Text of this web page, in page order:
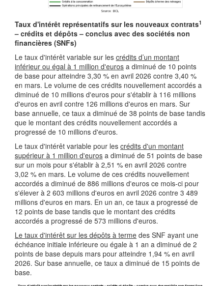
Taux d'intérêt représentatifs sur les nouveaux contrats1
– crédits et dépôts – conclus avec des sociétés non
financières (SNFs)
Le taux d'intérêt variable sur les crédits d’un montant
inférieur ou égal à 1 million d'euros a diminué de 10 points
de base pour atteindre 3,30 % en avril 2026 contre 3,40 %
en mars. Le volume de ces crédits nouvellement accordés a
diminué de 10 millions d'euros pour s'établir à 116 millions
d'euros en avril contre 126 millions d'euros en mars. Sur
base annuelle, ce taux a diminué de 38 points de base tandis
que le montant des crédits nouvellement accordés a
progressé de 10 millions d'euros.
Le taux d'intérêt variable pour les crédits d'un montant
supérieur à 1 million d'euros a diminué de 51 points de base
sur un mois pour s'établir à 2,51 % en avril 2026 contre
3,02 % en mars. Le volume de ces crédits nouvellement
accordés a diminué de 886 millions d'euros ce mois-ci pour
s'élever à 2 603 millions d'euros en avril 2026 contre 3 489
millions d'euros en mars. En un an, ce taux a progressé de
12 points de base tandis que le montant des crédits
accordés a progressé de 573 millions d'euros.
Le taux d'intérêt sur les dépôts à terme des SNF ayant une
échéance initiale inférieure ou égale à 1 an a diminué de 2
points de base depuis mars pour atteindre 1,94 % en avril
2026. Sur base annuelle, ce taux a diminué de 15 points de
base.